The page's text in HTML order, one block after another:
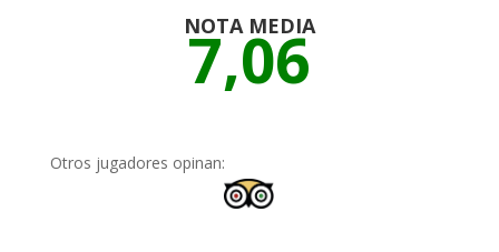
NOTA MEDIA
7,06
Otros jugadores opinan: